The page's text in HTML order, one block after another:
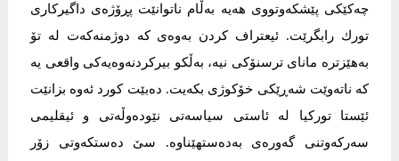
چەكێكی پێشكەوتووی هەیە بەڵام ناتوانێت پڕۆژەی داگیركاری
تورك رابگرێت. ئیعتراف كردن بەوەی كە دوژمنەكەت لە تۆ
بەهێزترە مانای ترسنۆكی نیە، بەڵكو بیركردنەوەیەكی واقعی یە
كە ناتەوێت شەڕێكی خۆكوژی بكەیت. دەبێت كورد ئەوە بزانێت
ئێستا توركیا لە ئاستی سیاسەتی نێودەوڵەتی و ئیقلیمی
سەركەوتنی گەورەی بەدەستهێناوە. سێ دەستكەوتی زۆر